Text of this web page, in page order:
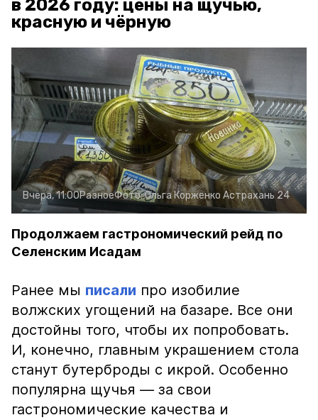
в 2026 году: цены на щучью,
красную и чёрную
Вчера, 11:00РазноеФото:Ольга Корженко Астрахань 24
Продолжаем гастрономический рейд по
Селенским Исадам
Ранее мы писали про изобилие
волжских угощений на базаре. Все они
достойны того, чтобы их попробовать.
И, конечно, главным украшением стола
станут бутерброды с икрой. Особенно
популярна щучья — за свои
гастрономические качества и